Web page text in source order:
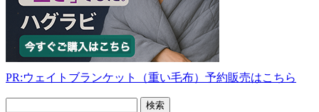
PR:ウェイトブランケット（重い毛布）予約販売はこちら